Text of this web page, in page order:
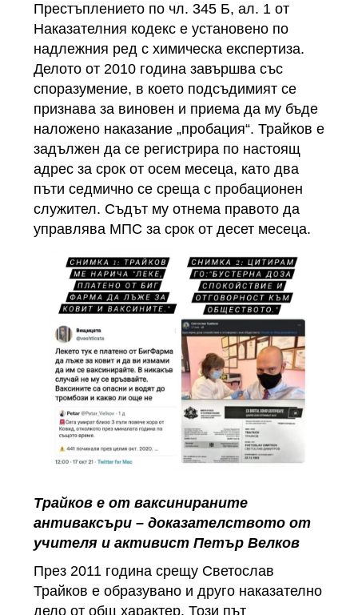
Престъплението по чл. 345 Б, ал. 1 от
Наказателния кодекс е установено по
надлежния ред с химическа експертиза.
Делото от 2010 година завършва със
споразумение, в което подсъдимият се
признава за виновен и приема да му бъде
наложено наказание „пробация“. Трайков е
задължен да се регистрира по настоящ
адрес за срок от осем месеца, като два
пъти седмично се среща с пробационен
служител. Съдът му отнема правото да
управлява МПС за срок от десет месеца.
Трайков е от ваксинираните
антиваксъри – доказателството от
учителя и активист Петър Велков
През 2011 година срещу Светослав
Трайков е образувано и друго наказателно
дело от общ характер. Този път